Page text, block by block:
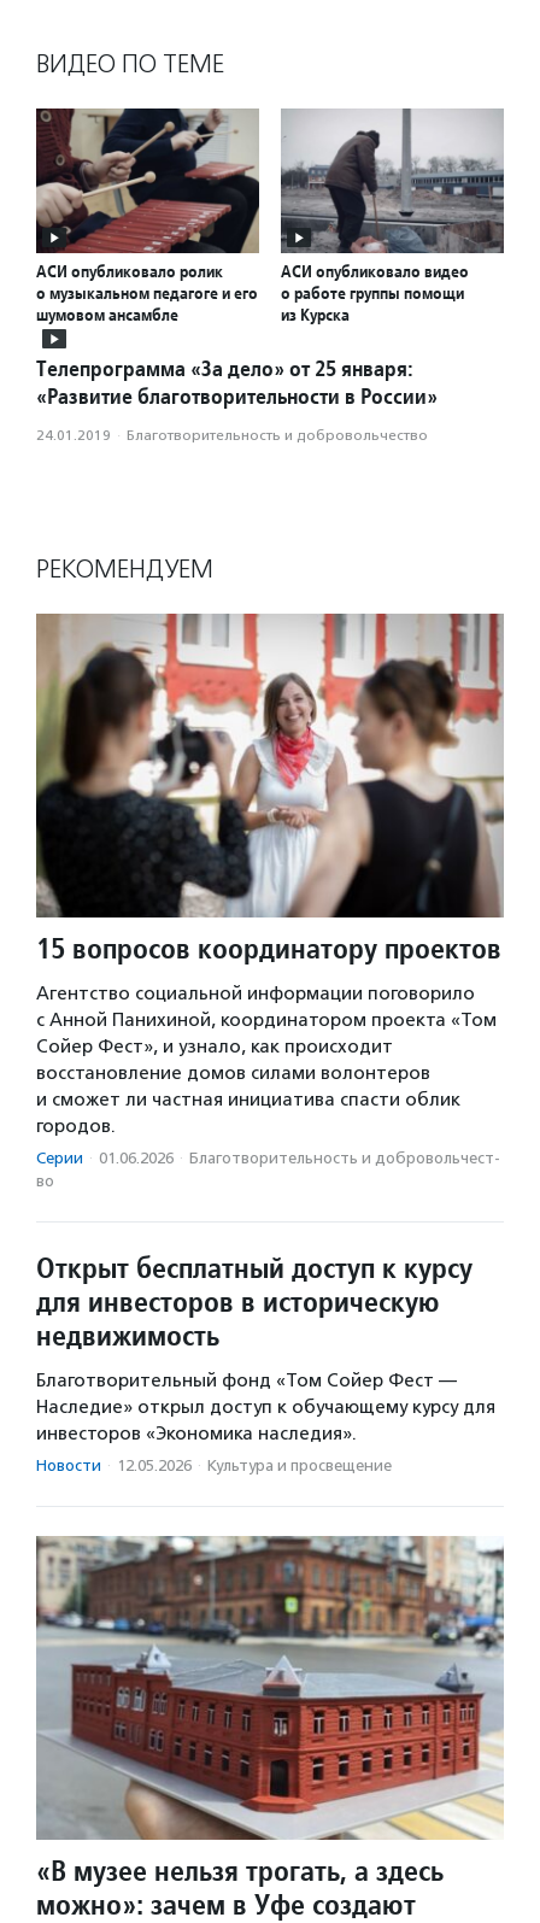
ВИДЕО ПО ТЕМЕ
АСИ опубликовало ролик
о музыкальном педагоге и его
шумовом ансамбле
АСИ опубликовало видео
о работе группы помощи
из Курска
Телепрограмма «За дело» от 25 января:
«Развитие благотворительности в России»
24.01.2019 · Благотвори­тель­ность и доброволь­чест­во
РЕКОМЕНДУЕМ
15 вопросов координатору проектов
Агентство социальной информации поговорило
с Анной Панихиной, координатором проекта «Том
Сойер Фест», и узнало, как происходит
восстановление домов силами волонтеров
и сможет ли частная инициатива спасти облик
городов.
Серии · 01.06.2026 · Благотвори­тель­ность и доброволь­чест­
во
Открыт бесплатный доступ к курсу
для инвесторов в историческую
недвижимость
Благотворительный фонд «Том Сойер Фест —
Наследие» открыл доступ к обучающему курсу для
инвесторов «Экономика наследия».
Новости · 12.05.2026 · Культура и просвещение
«В музее нельзя трогать, а здесь
можно»: зачем в Уфе создают